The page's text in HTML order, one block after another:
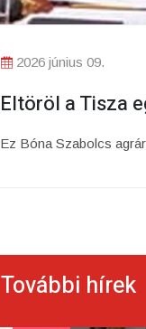
2026 június 09.
Eltöröl a Tisza
Ez Bóna Szabolcs
További hírek